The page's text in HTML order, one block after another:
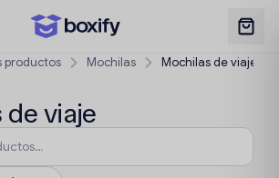
productos Mochilas Mochilas de viaje
viaje